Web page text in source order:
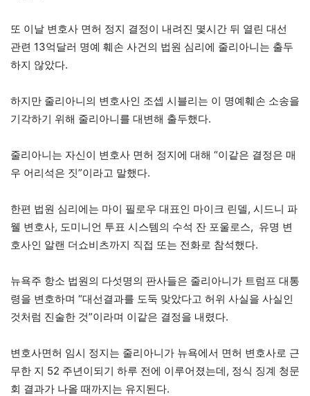
또 이날 변호사 면허 정지 결정이 내려진 몇시간 뒤 열린 대선
관련 13억달러 명예 훼손 사건의 법원 심리에 줄리아니는 출두
하지 않았다.
하지만 줄리아니의 변호사인 조셉 시블리는 이 명예훼손 소송을
기각하기 위해 줄리아니를 대변해 출두했다.
줄리아니는 자신이 변호사 면허 정지에 대해 “이같은 결정은 매
우 어리석은 짓”이라고 말했다.
한편 법원 심리에는 마이 필로우 대표인 마이크 린델, 시드니 파
웰 변호사, 도미니언 투표 시스템의 수석 잔 포울로스, 유명 변
호사인 알랜 더쇼비츠까지 직접 또는 전화로 참석했다.
뉴욕주 항소 법원의 다섯명의 판사들은 줄리아니가 트럼프 대통
령을 변호하며 “대선결과를 도둑 맞았다고 허위 사실을 사실인
것처럼 진술한 것”이라며 이같은 결정을 내렸다.
변호사면허 임시 정지는 줄리아니가 뉴욕에서 면허 변호사로 근
무한 지 52 주년이되기 하루 전에 이루어졌는데, 정식 징계 청문
회 결과가 나올 때까지는 유지된다.